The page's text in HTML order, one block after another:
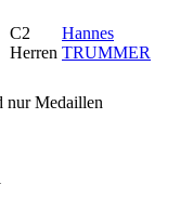
C2
Herren
Hannes
TRUMMER
nur Medaillen